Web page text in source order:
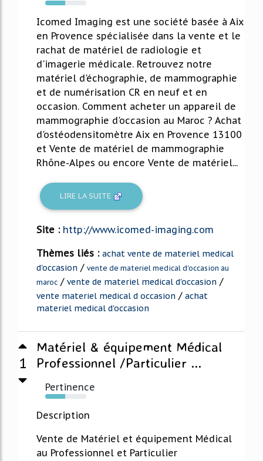
49%
Icomed Imaging est une société basée à Aix
en Provence spécialisée dans la vente et le
rachat de matériel de radiologie et
d'imagerie médicale. Retrouvez notre
matériel d'échographie, de mammographie
et de numérisation CR en neuf et en
occasion. Comment acheter un appareil de
mammographie d'occasion au Maroc ? Achat
d'ostéodensitomètre Aix en Provence 13100
et Vente de matériel de mammographie
Rhône-Alpes ou encore Vente de matériel...
LIRE LA SUITE
Site : http://www.icomed-imaging.com
Thèmes liés : achat vente de materiel medical
d'occasion / vente de materiel medical d'occasion au
maroc / vente de materiel medical d'occasion /
vente materiel medical d occasion / achat
materiel medical d'occasion
1
Matériel & équipement Médical
Professionnel /Particulier ...
Pertinence
48%
Description
Vente de Matériel et équipement Médical
au Professionnel et Particulier